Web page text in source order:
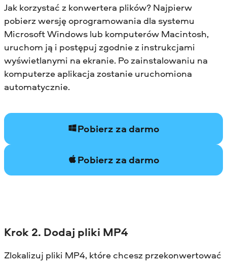
Jak korzystać z konwertera plików? Najpierw
pobierz wersję oprogramowania dla systemu
Microsoft Windows lub komputerów Macintosh,
uruchom ją i postępuj zgodnie z instrukcjami
wyświetlanymi na ekranie. Po zainstalowaniu na
komputerze aplikacja zostanie uruchomiona
automatycznie.
Pobierz za darmo
Pobierz za darmo
Krok 2. Dodaj pliki MP4
Zlokalizuj pliki MP4, które chcesz przekonwertować